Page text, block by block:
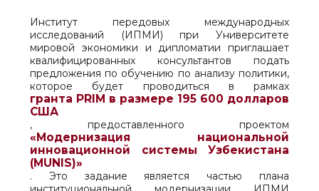
Институт передовых международных
исследований (ИПМИ) при Университете
мировой экономики и дипломатии приглашает
квалифицированных консультантов подать
предложения по обучению по анализу политики,
которое будет проводиться в рамках
гранта PRIM в размере 195 600 долларов
США
, предоставленного проектом
«Модернизация национальной
инновационной системы Узбекистана
(MUNIS)»
. Это задание является частью плана